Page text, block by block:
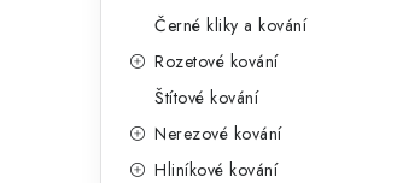
Černé kliky a kování
Rozetové kování
Štítové kování
Nerezové kování
Hliníkové kování